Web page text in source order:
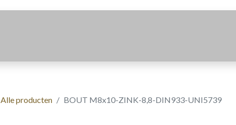
Alle producten BOUT M8x10-ZINK-8,8-DIN933-UNI5739